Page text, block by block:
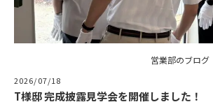
営業部のブログ
2026/07/18
T様邸 完成披露見学会を開催しました！